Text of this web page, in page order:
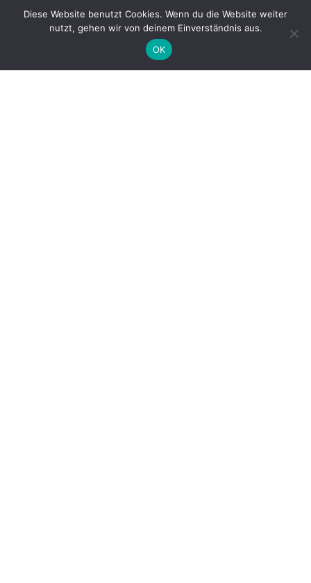
Benach­rich­ti­gung per Mail oder das gute alteRSS.
Diese Website benutzt Cookies. Wenn du die Website weiter
nutzt, gehen wir von deinem Einverständnis aus.
OK